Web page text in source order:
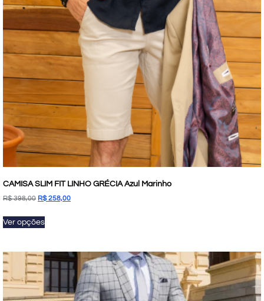
CAMISA SLIM FIT LINHO GRÉCIA Azul Marinho
R$398,00 R$258,00
Ver opções